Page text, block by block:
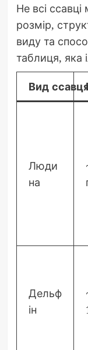
Не всі
розмір,
виду та
таблиця, яка
Вид
Люди
на
Дельф
ін